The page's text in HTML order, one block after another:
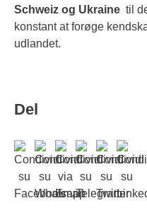
Schweiz og Ukraine til
konstant at forøge
udlandet.
Del